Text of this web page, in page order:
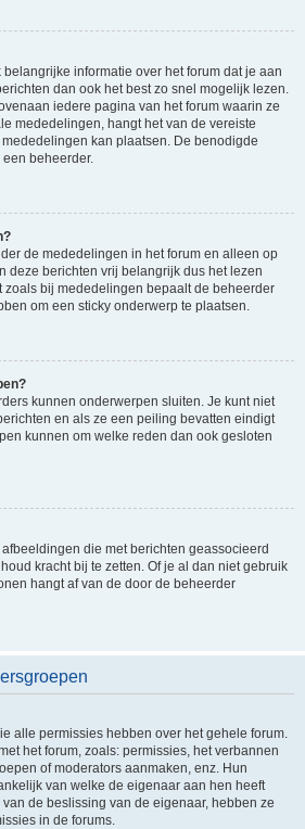
informatie over het forum dat je aan
dan ook het best zo snel mogelijk lezen.
iedere pagina van het forum waarin ze
mededelingen, hangt het van de vereiste
kan plaatsen. De benodigde
beheerder.
de mededelingen in het forum en alleen op
deze berichten vrij belangrijk dus het lezen
zoals bij mededelingen bepaalt de beheerder
om een sticky onderwerp te plaatsen.
kunnen onderwerpen sluiten. Je kunt niet
en als ze een peiling bevatten eindigt
kunnen om welke reden dan ook gesloten
die met berichten geassocieerd
kracht bij te zetten. Of je al dan niet gebruik
hangt af van de door de beheerder
alle permissies hebben over het gehele forum.
het forum, zoals: permissies, het verbannen
of moderators aanmaken, enz. Hun
van welke de eigenaar aan hen heeft
de beslissing van de eigenaar, hebben ze
in de forums.